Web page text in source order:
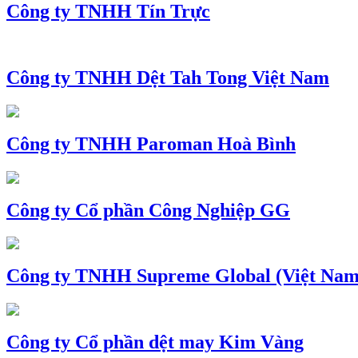
Công ty TNHH Tín Trực
Công ty TNHH Dệt Tah Tong Việt Nam
Công ty TNHH Paroman Hoà Bình
Công ty Cổ phần Công Nghiệp GG
Công ty TNHH Supreme Global (Việt
Công ty Cổ phần dệt may Kim Vàng